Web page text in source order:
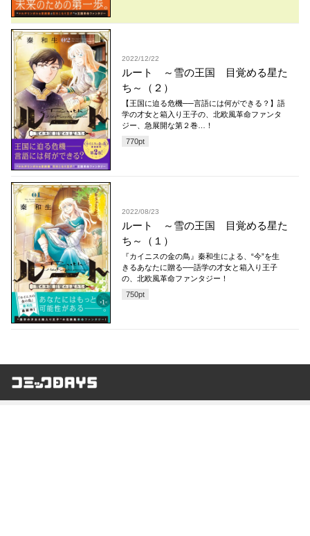
2022/12/22
ルート ～雪の王国 目覚める星た
ち～（２）
【王国に迫る危機──言語には何ができる？】語
学の才女と箱入り王子の、北欧風革命ファンタ
ジー、急展開な第２巻…！
770pt
2022/08/23
ルート ～雪の王国 目覚める星た
ち～（１）
『カイニスの金の鳥』秦和生による、“今”を生
きるあなたに贈る──語学の才女と箱入り王子
の、北欧風革命ファンタジー！
750pt
コミックDAYS